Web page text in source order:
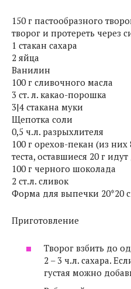
150 г пастообразного
творог и протереть через
1 стакан сахара
2 яйца
Ванилин
100 г сливочного масла
3 ст. л. какао-порошка
3|4 стакана муки
Щепотка соли
0,5 ч.л. разрыхлителя
100 г орехов-пекан (из них
теста, оставшиеся 20 г
100 г черного шоколада
2 ст.л. сливок
Форма для выпечки 20*20
Приготовление
Творог взбить до
2 – 3 ч.л. сахара.
густая можно